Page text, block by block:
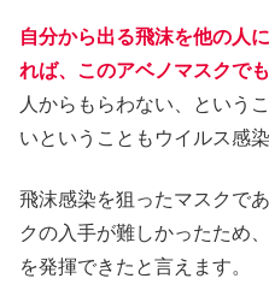
自分から出る飛沫を他の人
れば、このアベノマスクで
人からもらわない、という
いということもウイルス感
飛沫感染を狙ったマスクで
クの入手が難しかったため
を発揮できたと言えます。